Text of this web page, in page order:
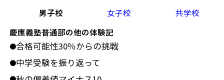
男子校
女子校
共学校
慶應義塾普通部の他の体験記
●合格可能性30％からの挑戦
●中学受験を振り返って